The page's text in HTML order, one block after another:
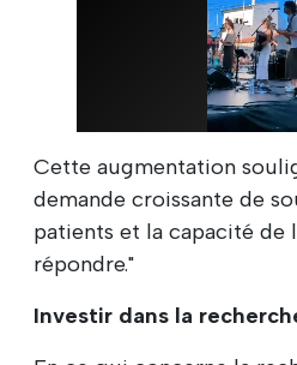
Cette augmentation
demande croissante de
patients et la capacité de
répondre."
Investir dans la